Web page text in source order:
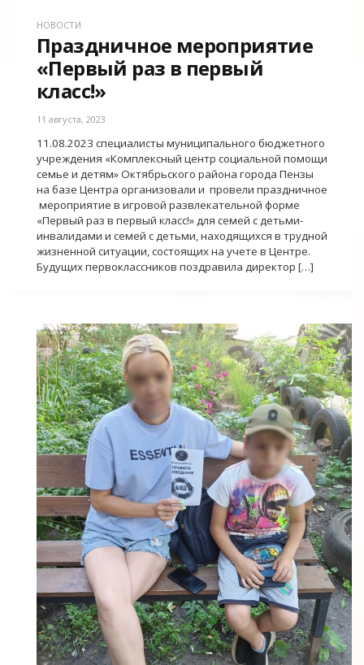
НОВОСТИ
Праздничное мероприятие
«Первый раз в первый
класс!»
11 августа, 2023
11.08.2023 специалисты муниципального бюджетного
учреждения «Комплексный центр социальной помощи
семье и детям» Октябрьского района города Пензы
на базе Центра организовали и провели праздничное
мероприятие в игровой развлекательной форме
«Первый раз в первый класс!» для семей с детьми-
инвалидами и семей с детьми, находящихся в трудной
жизненной ситуации, состоящих на учете в Центре.
Будущих первоклассников поздравила директор […]